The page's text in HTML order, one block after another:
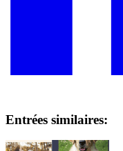
Entrées similaires: